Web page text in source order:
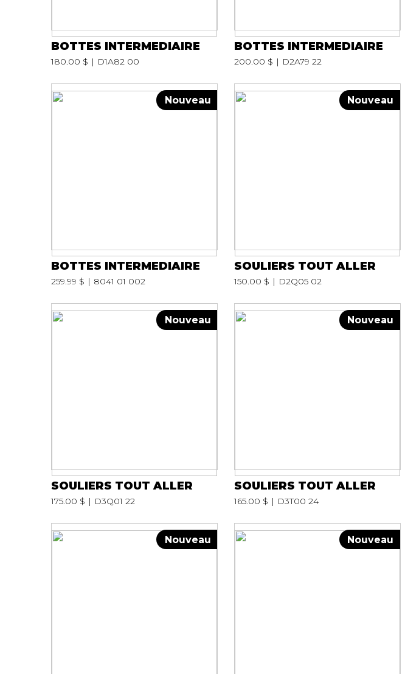
BOTTES INTERMEDIAIRE
180.00 $ D1A82 00
BOTTES INTERMEDIAIRE
200.00 $ D2A79 22
Nouveau
BOTTES INTERMEDIAIRE
259.99 $ 8041 01 002
Nouveau
SOULIERS TOUT ALLER
150.00 $ D2Q05 02
Nouveau
SOULIERS TOUT ALLER
175.00 $ D3Q01 22
Nouveau
SOULIERS TOUT ALLER
165.00 $ D3T00 24
Nouveau Nouveau